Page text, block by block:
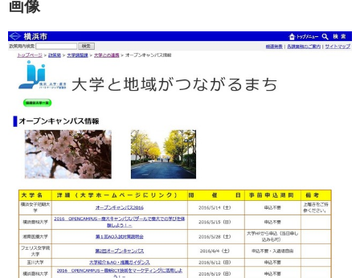
画像